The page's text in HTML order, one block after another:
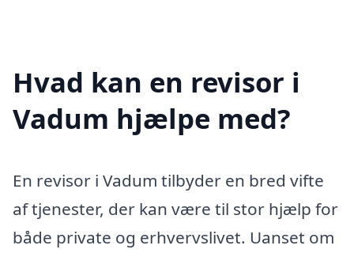
Hvad kan en revisor i
Vadum hjælpe med?
En revisor i Vadum tilbyder en bred vifte
af tjenester, der kan være til stor hjælp for
både private og erhvervslivet. Uanset om